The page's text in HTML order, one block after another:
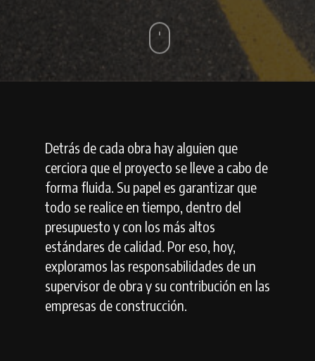
Detrás de cada obra hay alguien que
cerciora que el proyecto se lleve a cabo de
forma fluida. Su papel es garantizar que
todo se realice en tiempo, dentro del
presupuesto y con los más altos
estándares de calidad. Por eso, hoy,
exploramos las responsabilidades de un
supervisor de obra y su contribución en las
empresas de construcción.